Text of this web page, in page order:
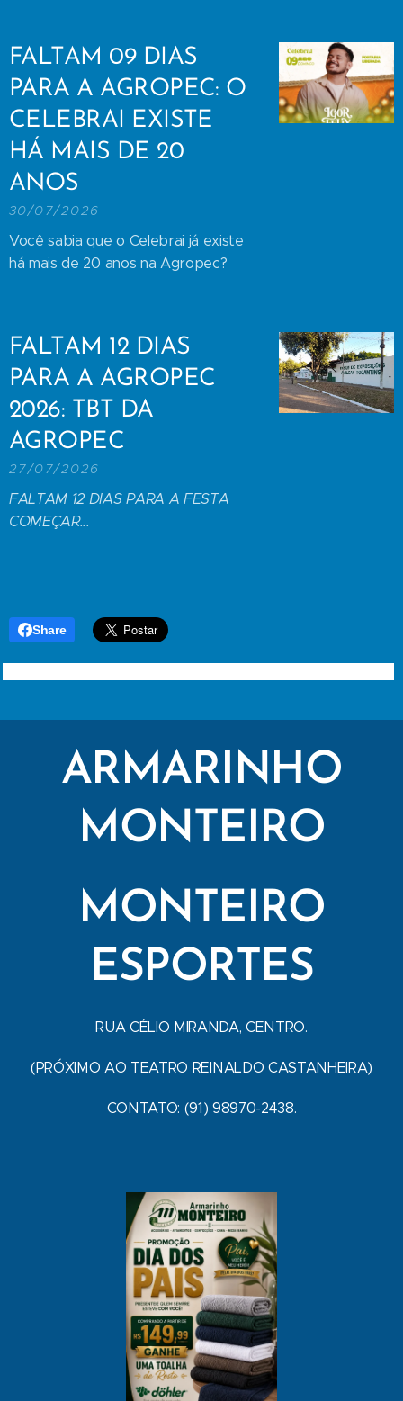
FALTAM 09 DIAS
PARA A AGROPEC: O
CELEBRAI EXISTE
HÁ MAIS DE 20
ANOS
30/07/2026
Você sabia que o Celebrai já existe
há mais de 20 anos na Agropec?
FALTAM 12 DIAS
PARA A AGROPEC
2026: TBT DA
AGROPEC
27/07/2026
FALTAM 12 DIAS PARA A FESTA
COMEÇAR...
Share
ARMARINHO
MONTEIRO
MONTEIRO
ESPORTES
RUA CÉLIO MIRANDA, CENTRO.
(PRÓXIMO AO TEATRO REINALDO CASTANHEIRA)
CONTATO: (91) 98970-2438.